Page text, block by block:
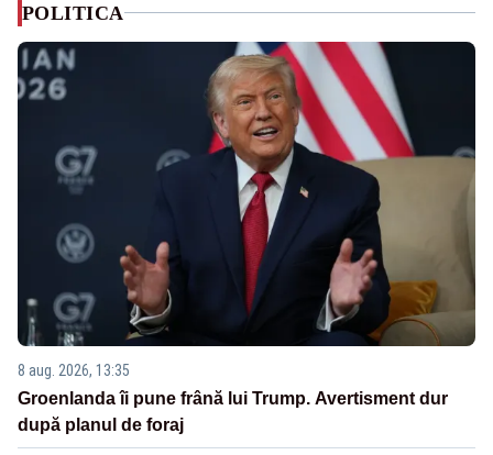
POLITICA
8 aug. 2026, 13:35
Groenlanda îi pune frână lui Trump. Avertisment dur
după planul de foraj